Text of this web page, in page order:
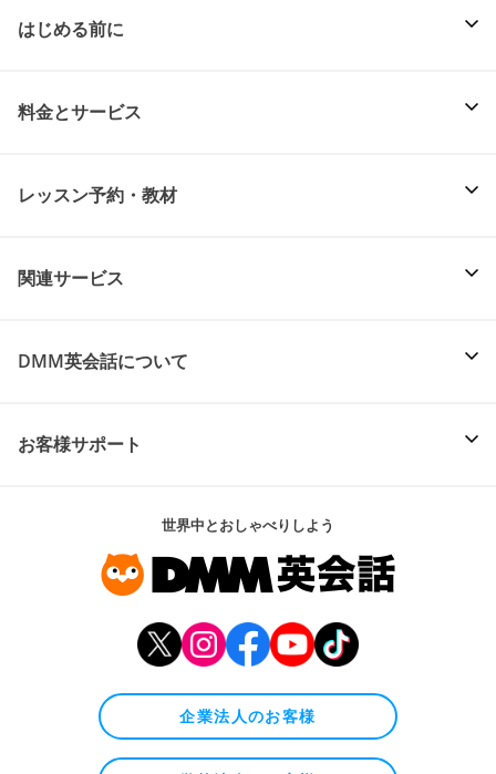
はじめる前に
料金とサービス
レッスン予約・教材
関連サービス
DMM英会話について
お客様サポート
世界中とおしゃべりしよう
企業法人のお客様